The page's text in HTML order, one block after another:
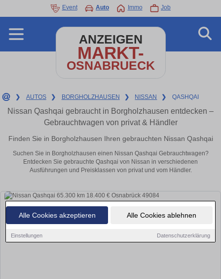
Alle Cookies akzeptieren Alle Cookies ablehnen
Einstellungen Datenschutzerklärung
Event Auto Immo Job
ANZEIGEN
MARKT-
OSNABRUECK
❯ AUTOS ❯ BORGHOLZHAUSEN ❯ NISSAN ❯ QASHQAI
Nissan Qashqai gebraucht in Borgholzhausen entdecken –
Gebrauchtwagen von privat & Händler
Finden Sie in Borgholzhausen Ihren gebrauchten Nissan Qashqai
Suchen Sie in Borgholzhausen einen Nissan Qashqai Gebrauchtwagen?
Entdecken Sie gebrauchte Qashqai von Nissan in verschiedenen
Ausführungen und Preisklassen von privat und vom Händler.